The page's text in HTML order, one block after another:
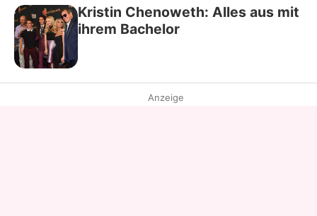
Kristin Chenoweth: Alles aus mit
ihrem Bachelor
Anzeige